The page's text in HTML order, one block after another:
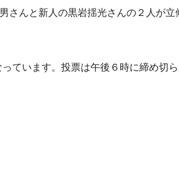
さんと新人の黒岩揺光さんの２人が立
ています。投票は午後６時に締め切